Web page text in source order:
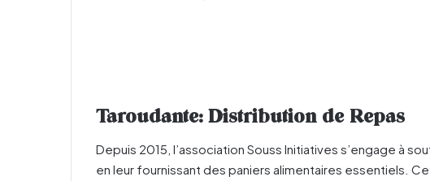
Taroudante: Distribution de Repas
Depuis 2015, l’association Souss Initiatives s’engage à
en leur fournissant des paniers alimentaires essentiels.